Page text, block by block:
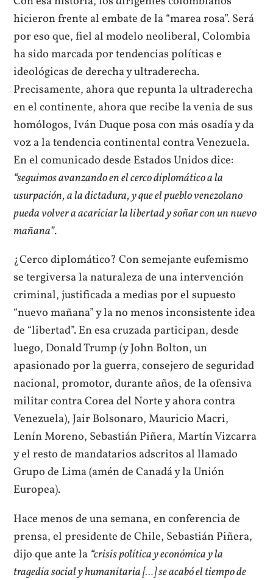
hicieron frente al embate de la “marea rosa”. Será
por eso que, fiel al modelo neoliberal, Colombia
ha sido marcada por tendencias políticas e
ideológicas de derecha y ultraderecha.
Precisamente, ahora que repunta la ultraderecha
en el continente, ahora que recibe la venia de sus
homólogos, Iván Duque posa con más osadía y da
voz a la tendencia continental contra Venezuela.
En el comunicado desde Estados Unidos dice:
“seguimos avanzando en el cerco diplomático a la
usurpación, a la dictadura, y que el pueblo venezolano
pueda volver a acariciar la libertad y soñar con un nuevo
mañana”.
¿Cerco diplomático? Con semejante eufemismo
se tergiversa la naturaleza de una intervención
criminal, justificada a medias por el supuesto
“nuevo mañana” y la no menos inconsistente idea
de “libertad”. En esa cruzada participan, desde
luego, Donald Trump (y John Bolton, un
apasionado por la guerra, consejero de seguridad
nacional, promotor, durante años, de la ofensiva
militar contra Corea del Norte y ahora contra
Venezuela), Jair Bolsonaro, Mauricio Macri,
Lenín Moreno, Sebastián Piñera, Martín Vizcarra
y el resto de mandatarios adscritos al llamado
Grupo de Lima (amén de Canadá y la Unión
Europea).
Hace menos de una semana, en conferencia de
prensa, el presidente de Chile, Sebastián Piñera,
dijo que ante la “crisis política y económica y la
tragedia social y humanitaria […] se acabó el tiempo de